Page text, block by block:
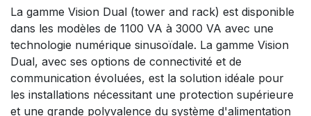
La gamme Vision Dual (tower and rack) est disponible
dans les modèles de 1100 VA à 3000 VA avec une
technologie numérique sinusoïdale. La gamme Vision
Dual, avec ses options de connectivité et de
communication évoluées, est la solution idéale pour
les installations nécessitant une protection supérieure
et une grande polyvalence du système d'alimentation